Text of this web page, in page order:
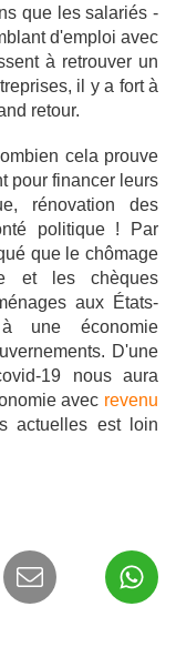
que les salariés -
d'emploi avec
à retrouver un
il y a fort à
retour.
cela prouve
pour financer leurs
rénovation des
politique ! Par
que le chômage
et les chèques
aux États-
une économie
D'une
19 nous aura
avec revenu
actuelles est loin